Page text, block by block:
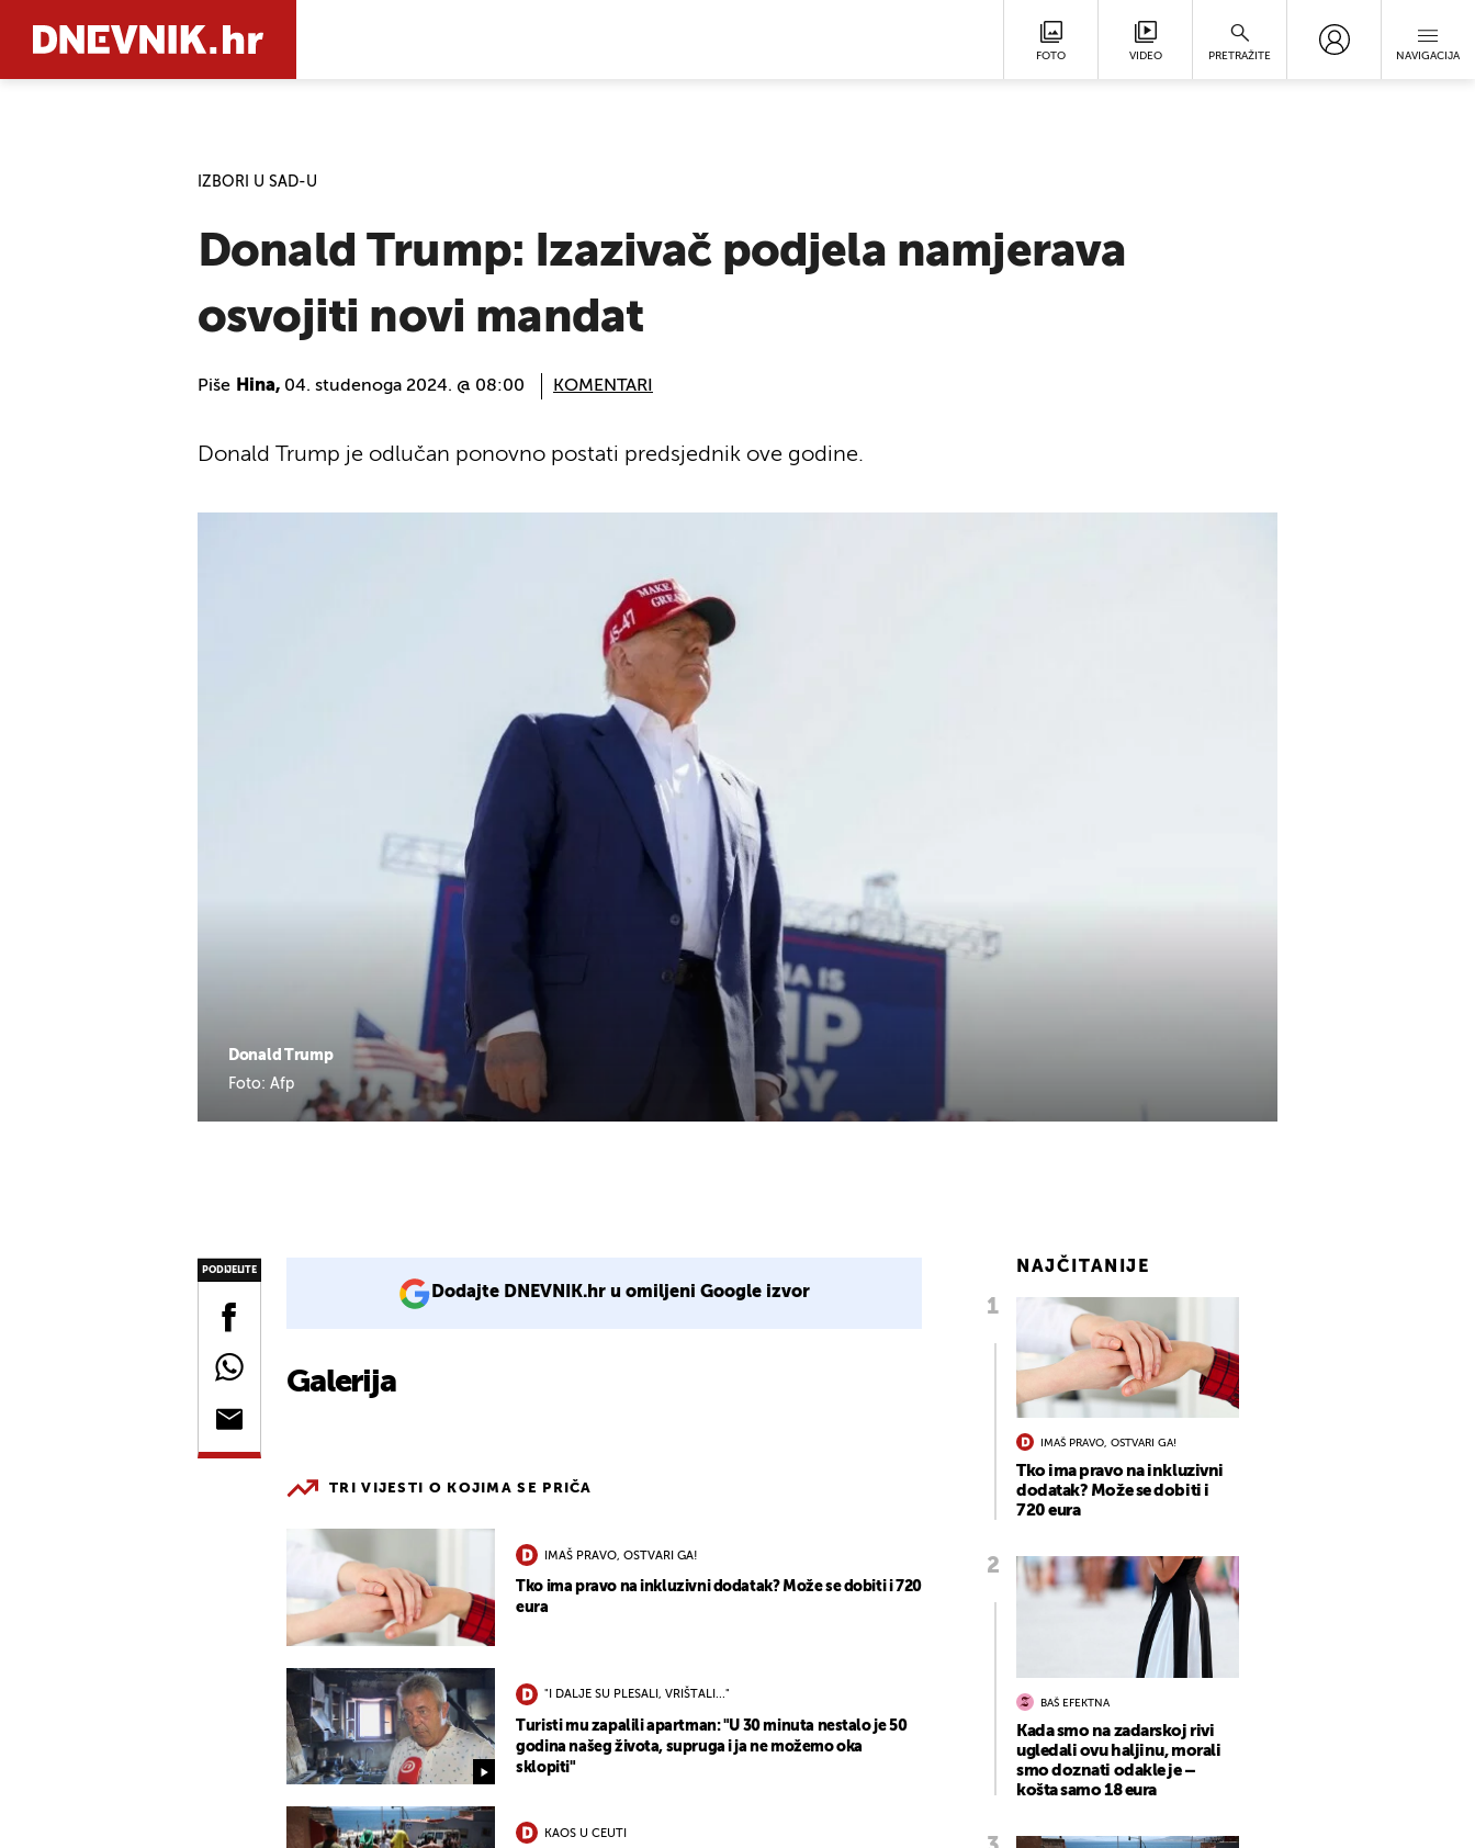
FOTO VIDEO PRETRAŽITE NAVIGACIJA
IZBORI U SAD-U
Donald Trump: Izazivač podjela namjerava
osvojiti novi mandat
Piše Hina, 04. studenoga 2024. @ 08:00 KOMENTARI
Donald Trump
Foto: Afp
Donald Trump je odlučan ponovno postati predsjednik ove godine.
PODIJELITE
Dodajte DNEVNIK.hr u omiljeni Google izvor
Galerija
TRI VIJESTI O KOJIMA SE PRIČA
IMAŠ PRAVO, OSTVARI GA!
Tko ima pravo na inkluzivni dodatak? Može se dobiti i 720
eura
"I DALJE SU PLESALI, VRIŠTALI..."
Turisti mu zapalili apartman: "U 30 minuta nestalo je 50
godina našeg života, supruga i ja ne možemo oka
sklopiti"
KAOS U CEUTI
NAJČITANIJE
IMAŠ PRAVO, OSTVARI GA!
Tko ima pravo na inkluzivni
dodatak? Može se dobiti i
720 eura
BAŠ EFEKTNA
Kada smo na zadarskoj rivi
ugledali ovu haljinu, morali
smo doznati odakle je –
košta samo 18 eura